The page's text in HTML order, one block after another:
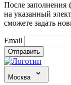
После
на указанный
сможете задать
Email
Отправить
Москва